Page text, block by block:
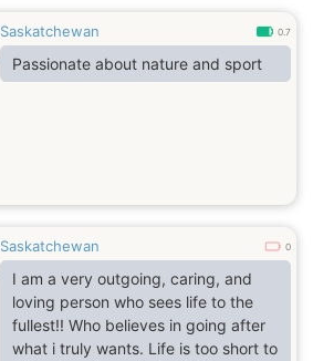
Saskatchewan 0.7
Passionate about nature and sport
Saskatchewan 0
I am a very outgoing, caring, and
loving person who sees life to the
fullest!! Who believes in going after
what i truly wants. Life is too short to